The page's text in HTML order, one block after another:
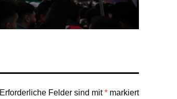
Erforderliche Felder sind mit* markiert